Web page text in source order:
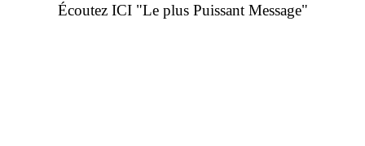
Écoutez ICI "Le plus Puissant Message"